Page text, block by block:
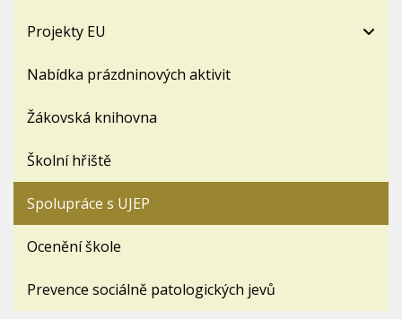
Projekty EU
Nabídka prázdninových aktivit
Žákovská knihovna
Školní hřiště
Spolupráce s UJEP
Ocenění škole
Prevence sociálně patologických jevů